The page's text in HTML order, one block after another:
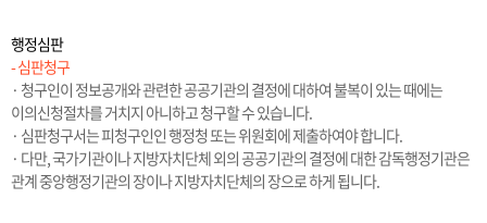
행정심판
- 심판청구
· 청구인이 정보공개와 관련한 공공기관의 결정에 대하여 불복이 있는 때에는
이의신청절차를 거치지 아니하고 청구할 수 있습니다.
· 심판청구서는 피청구인인 행정청 또는 위원회에 제출하여야 합니다.
· 다만, 국가기관이나 지방자치단체 외의 공공기관의 결정에 대한 감독행정기관은
관계 중앙행정기관의 장이나 지방자치단체의 장으로 하게 됩니다.